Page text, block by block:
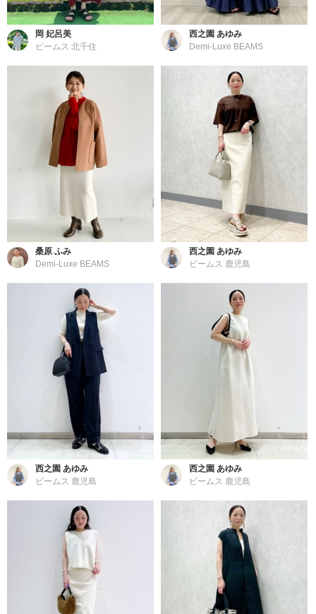
岡 妃呂美
ビームス 北千住
西之園 あゆみ
Demi-Luxe BEAMS
桑原 ふみ
Demi-Luxe BEAMS
西之園 あゆみ
ビームス 鹿児島
西之園 あゆみ
ビームス 鹿児島
西之園 あゆみ
ビームス 鹿児島